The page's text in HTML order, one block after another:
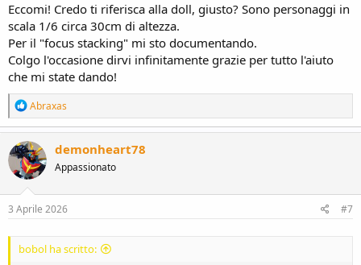
Eccomi! Credo ti riferisca alla doll, giusto? Sono personaggi in
scala 1/6 circa 30cm di altezza.
Per il "focus stacking" mi sto documentando.
Colgo l'occasione dirvi infinitamente grazie per tutto l'aiuto
che mi state dando!
R
e
a
c
t
i
o
n
s
Abraxas
demonheart78
Appassionato
3 Aprile 2026 #7
bobol ha scritto: